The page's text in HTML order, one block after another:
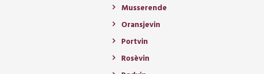
Musserende
Oransjevin
Portvin
Rosèvin